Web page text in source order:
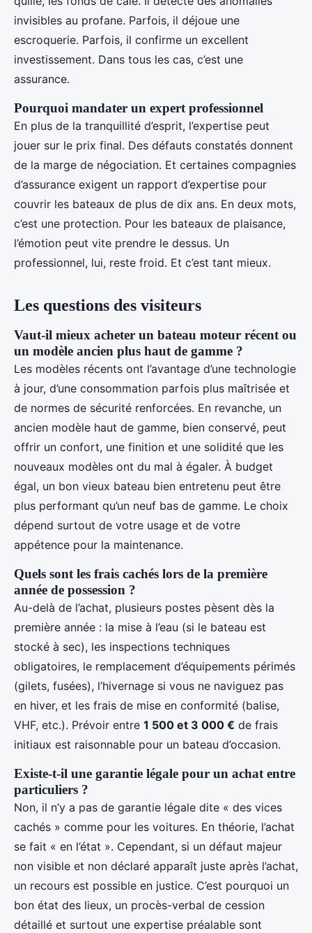
invisibles au profane. Parfois, il déjoue une
escroquerie. Parfois, il confirme un excellent
investissement. Dans tous les cas, c’est une
assurance.
Pourquoi mandater un expert professionnel
En plus de la tranquillité d’esprit, l’expertise peut
jouer sur le prix final. Des défauts constatés donnent
de la marge de négociation. Et certaines compagnies
d’assurance exigent un rapport d’expertise pour
couvrir les bateaux de plus de dix ans. En deux mots,
c’est une protection. Pour les bateaux de plaisance,
l’émotion peut vite prendre le dessus. Un
professionnel, lui, reste froid. Et c’est tant mieux.
Les questions des visiteurs
Vaut-il mieux acheter un bateau moteur récent ou
un modèle ancien plus haut de gamme ?
Les modèles récents ont l’avantage d’une technologie
à jour, d’une consommation parfois plus maîtrisée et
de normes de sécurité renforcées. En revanche, un
ancien modèle haut de gamme, bien conservé, peut
offrir un confort, une finition et une solidité que les
nouveaux modèles ont du mal à égaler. À budget
égal, un bon vieux bateau bien entretenu peut être
plus performant qu’un neuf bas de gamme. Le choix
dépend surtout de votre usage et de votre
appétence pour la maintenance.
Quels sont les frais cachés lors de la première
année de possession ?
Au-delà de l’achat, plusieurs postes pèsent dès la
première année : la mise à l’eau (si le bateau est
stocké à sec), les inspections techniques
obligatoires, le remplacement d’équipements périmés
(gilets, fusées), l’hivernage si vous ne naviguez pas
en hiver, et les frais de mise en conformité (balise,
VHF, etc.). Prévoir entre 1 500 et 3 000 € de frais
initiaux est raisonnable pour un bateau d’occasion.
Existe-t-il une garantie légale pour un achat entre
particuliers ?
Non, il n’y a pas de garantie légale dite « des vices
cachés » comme pour les voitures. En théorie, l’achat
se fait « en l’état ». Cependant, si un défaut majeur
non visible et non déclaré apparaît juste après l’achat,
un recours est possible en justice. C’est pourquoi un
bon état des lieux, un procès-verbal de cession
détaillé et surtout une expertise préalable sont